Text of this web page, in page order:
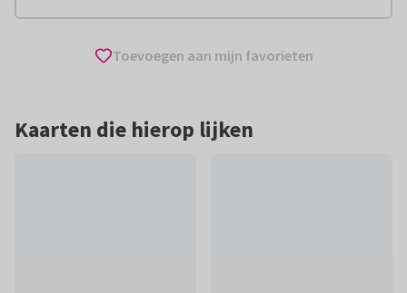
Toevoegen aan mijn favorieten
Kaarten die hierop lijken